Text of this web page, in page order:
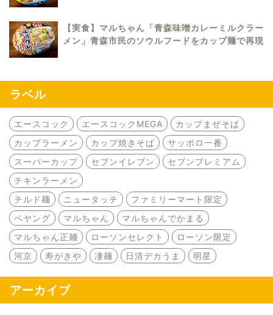
【実食】マルちゃん「青森味噌カレーミルクラー
メン」青森市民のソウルフードをカップ麺で再現
ラベル
エースコック エースコックMEGA
カップまぜそば
カップラーメン
カップ焼きそば
サッポロ一番
スーパーカップ
セブンイレブン
セブンプレミアム
チキンラーメン
チルド麺
ニュータッチ
ファミリーマート限定
ペヤング
マルちゃん
マルちゃんでかまる
マルちゃん正麺
ローソンセレクト
ローソン限定
河京
寿がきや 凄麺 日清デカうま 明星
アーカイブ